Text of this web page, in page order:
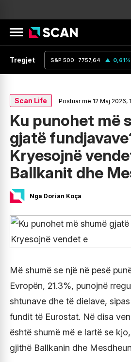
Tregjet
0% S&P 500 7757,64 0,61%
Scan Life Postuar më 12 Maj 2026,
Ku punohet më
gjatë
Kryesojnë
Ballkanit dhe
Nga Dorian Koça
Më shumë se një në pesë
Evropën, 21.3%, punojnë
shtunave dhe të dielave,
fundit të Eurostat. Në disa
është shumë më e lartë se
gjithë Ballkanin dhe